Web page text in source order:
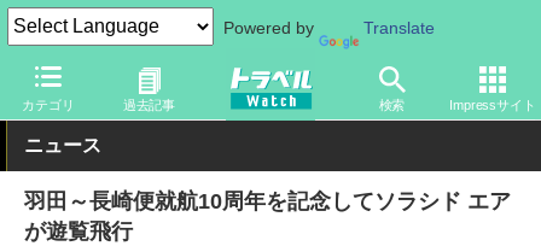
Powered by Translate
カテゴリ 過去記事 検索 Impressサイト
トラベル Watch 企業・政府・官庁 国内エアライン ソラシドエ
ニュース
羽田～長崎便就航10周年を記念してソラシド エア
が遊覧飛行